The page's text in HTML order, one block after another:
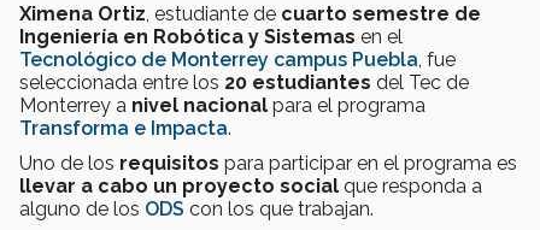
Ximena Ortiz , estudiante de cuarto semestre de
Ingeniería en Robótica y Sistemas en el
Tecnológico de Monterrey campus Puebla , fue
seleccionada entre los 20 estudiantes del Tec de
Monterrey a nivel nacional para el programa
Transforma e Impacta.
Uno de los requisitos para participar en el programa es
llevar a cabo un proyecto social que responda a
alguno de los ODS con los que trabajan.